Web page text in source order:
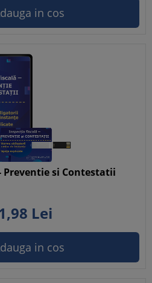
in cos
Preventie si Contestatii
98 Lei
in cos